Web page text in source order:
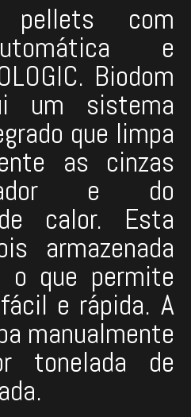
com
e
Biodom
um sistema
que limpa
as cinzas
e do
calor. Esta
armazenada
o que permite
e rápida. A
manualmente
tonelada de